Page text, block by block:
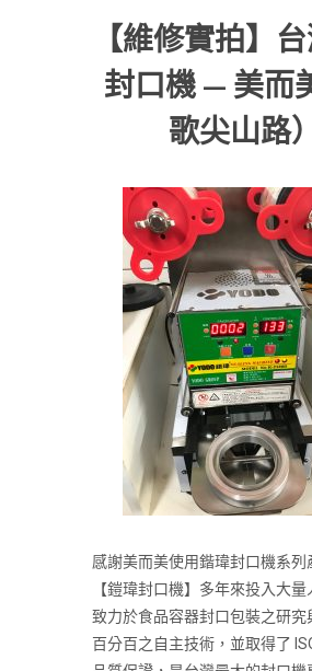
【維修實拍】
封口機 — 美而
歌尖山路）
感謝美而美使用鍇瑋封口機系列
【鎧瑋封口機】多年來投入大量
致力於食品容器封口包裝之研究
百分百之自主技術，並取得了